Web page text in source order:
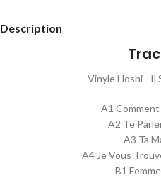
Description
Vinyle Hoshi - Il
A1 Comment
A2 Te
A3 Ta
A4 Je Vous
B1